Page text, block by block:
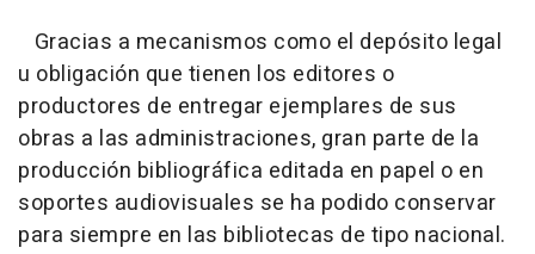
Gracias a mecanismos como el depósito legal
u obligación que tienen los editores o
productores de entregar ejemplares de sus
obras a las administraciones, gran parte de la
producción bibliográfica editada en papel o en
soportes audiovisuales se ha podido conservar
para siempre en las bibliotecas de tipo nacional.